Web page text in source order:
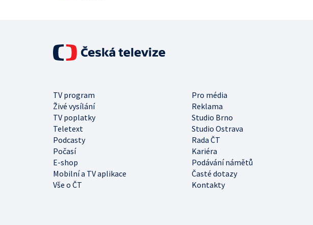
TV program
Pro média
Živé vysílání
Reklama
TV poplatky
Studio Brno
Teletext
Studio Ostrava
Podcasty
Rada ČT
Počasí
Kariéra
E-shop
Podávání námětů
Mobilní a TV aplikace
Časté dotazy
Vše o ČT
Kontakty